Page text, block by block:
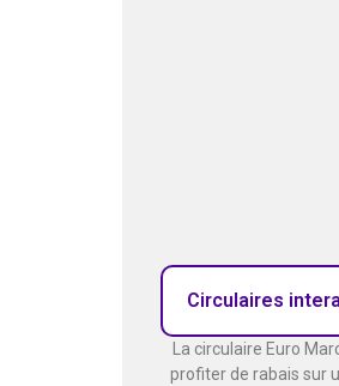
Circulaires
La circulaire Euro
profiter de rabais sur